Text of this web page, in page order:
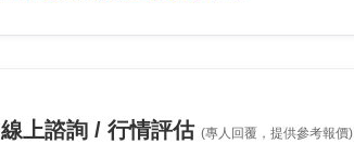
線上諮詢 / 行情評估(專人回覆，提供參考報價)